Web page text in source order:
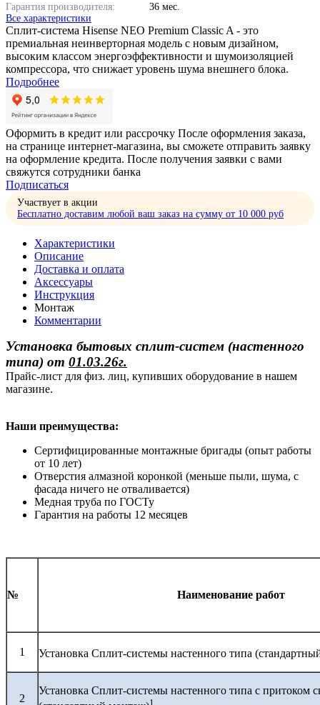
Гарантия производителя:
36 мес.
Все характеристики
Сплит-система Hisense NEO Premium Classic A - это
премиальная неинверторная модель с новым дизайном,
высоким классом энергоэффективности и шумоизоляцией
компрессора, что снижает уровень шума внешнего блока.
Подробнее
Оформить в кредит или рассрочку После оформления заказа,
на странице интернет-магазина, вы сможете отправить заявку
на оформление кредита. После получения заявки с вами
свяжутся сотрудники банка
Подписаться
Участвует в акции
Бесплатно доставим любой ваш заказ на сумму от 10 000 руб
Характеристики
Описание
Доставка и оплата
Аксессуары
Инструкция
Монтаж
Комментарии
Установка бытовых сплит-систем (настенного
типа) от 01.03.26г.
Прайс-лист для физ. лиц, купивших оборудование в нашем
магазине.
Наши преимущества:
Сертифицированные монтажные бригады (опыт работы
от 10 лет)
Отверстия алмазной коронкой (меньше пыли, шума, с
фасада ничего не отваливается)
Медная труба по ГОСТу
Гарантия на работы 12 месяцев
№ Наименование работ
1 Установка Сплит-системы настенного типа
2
Установка Сплит-системы настенного типа с притоком
1